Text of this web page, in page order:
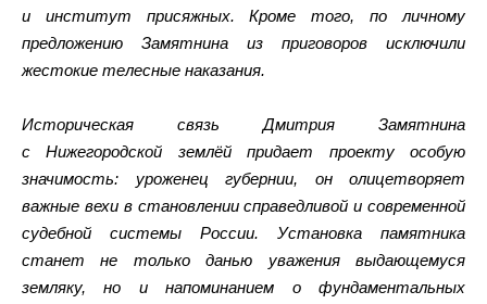
и институт присяжных. Кроме того, по личному
предложению Замятнина из приговоров исключили
жестокие телесные наказания.
Историческая связь Дмитрия Замятнина
с Нижегородской землёй придает проекту особую
значимость: уроженец губернии, он олицетворяет
важные вехи в становлении справедливой и современной
судебной системы России. Установка памятника
станет не только данью уважения выдающемуся
земляку, но и напоминанием о фундаментальных